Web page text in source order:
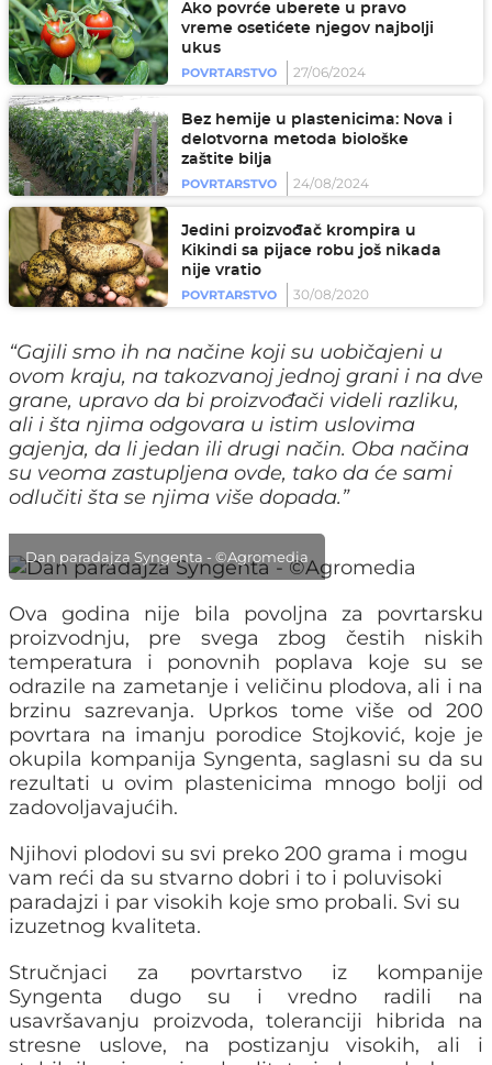
Ako povrće uberete u pravo
vreme osetićete njegov najbolji
ukus
POVRTARSTVO
27/06/2024
Bez hemije u plastenicima: Nova i
delotvorna metoda biološke
zaštite bilja
POVRTARSTVO
24/08/2024
Jedini proizvođač krompira u
Kikindi sa pijace robu još nikada
nije vratio
POVRTARSTVO
30/08/2020
“Gajili smo ih na načine koji su uobičajeni u
ovom kraju, na takozvanoj jednoj grani i na dve
grane, upravo da bi proizvođači videli razliku,
ali i šta njima odgovara u istim uslovima
gajenja, da li jedan ili drugi način. Oba načina
su veoma zastupljena ovde, tako da će sami
odlučiti šta se njima više dopada.”
Dan paradajza Syngenta - ©Agromedia
Ova godina nije bila povoljna za povrtarsku
proizvodnju, pre svega zbog čestih niskih
temperatura i ponovnih poplava koje su se
odrazile na zametanje i veličinu plodova, ali i na
brzinu sazrevanja. Uprkos tome više od 200
povrtara na imanju porodice Stojković, koje je
okupila kompanija Syngenta, saglasni su da su
rezultati u ovim plastenicima mnogo bolji od
zadovoljavajućih.
Njihovi plodovi su svi preko 200 grama i mogu
vam reći da su stvarno dobri i to i poluvisoki
paradajzi i par visokih koje smo probali. Svi su
izuzetnog kvaliteta.
Stručnjaci za povrtarstvo iz kompanije
Syngenta dugo su i vredno radili na
usavršavanju proizvoda, toleranciji hibrida na
stresne uslove, na postizanju visokih, ali i